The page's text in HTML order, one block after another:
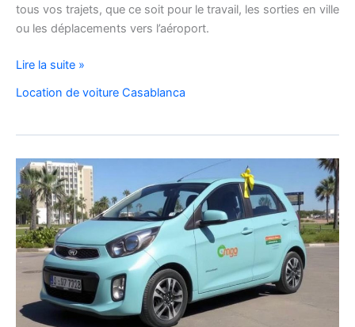
tous vos trajets, que ce soit pour le travail, les sorties en ville
ou les déplacements vers l’aéroport.
Location
voiture
C3
à
Casablanca
Lire la suite »
Location de voiture Casablanca